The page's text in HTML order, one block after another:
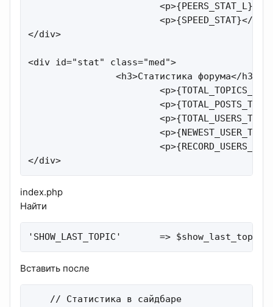
<p>{PEERS_STAT_L}</
                        <p>{SPEED_STAT}</p>
</div>
<div id="stat" class="med">
                <h3>Статистика форума</h3>
<p>{TOTAL_POSTS_T}</
<p>{TOTAL_USERS_T}</
<p>{NEWEST_USER_T}</
</div>
index.php
Найти
'SHOW_LAST_TOPIC'       => $show_last_topic,
Вставить после
    // Статистика в сайдбаре